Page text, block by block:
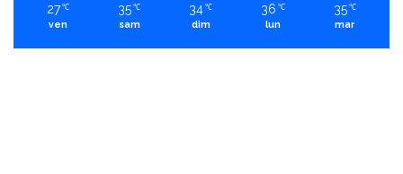
27 ℃
ven
35 ℃
sam
34 ℃
dim
36 ℃
lun
35 ℃
mar